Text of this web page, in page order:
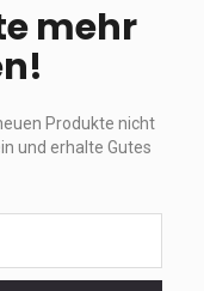
mehr
Produkte nicht
und erhalte Gutes